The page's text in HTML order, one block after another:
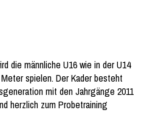
die männliche U16 wie in der U14
spielen. Der Kader besteht
mit den Jahrgänge 2011
herzlich zum Probetraining